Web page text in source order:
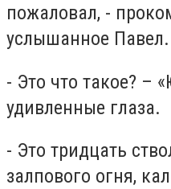
пожаловал, -
услышанное Павел.
- Это что такое? –
удивленные глаза.
- Это тридцать
залпового огня,